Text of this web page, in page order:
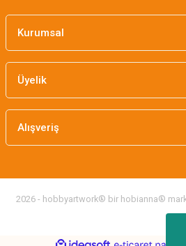
Kurumsal
Üyelik
Alışveriş
2026 - hobbyartwork® bir hobianna®
ideasoft